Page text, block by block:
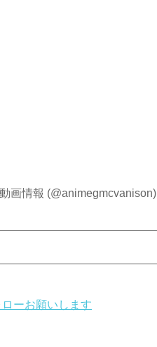
画情報 (@animegmcvanison)
ーお願いします